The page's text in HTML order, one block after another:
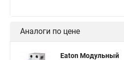
Аналоги по цене
Eaton Модульный